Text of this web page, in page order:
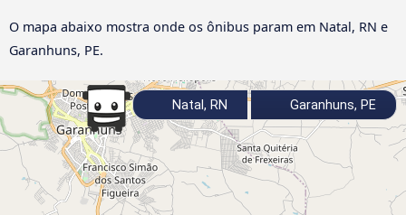
O mapa abaixo mostra onde os ônibus param em Natal, RN e
Garanhuns, PE.
Natal, RN Garanhuns, PE